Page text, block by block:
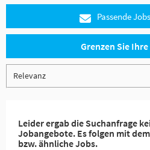
Passende
Grenzen Sie
Leider ergab die Suchanfrage
Jobangebote. Es folgen mit
bzw. ähnliche Jobs.